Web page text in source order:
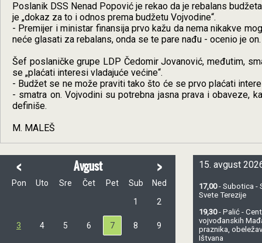
Poslanik DSS Nenad Popović je rekao da je rebalans
je „dokaz za to i odnos prema budžetu Vojvodine“.
- Premijer i ministar finansija prvo kažu da nema nikakve
neće glasati za rebalans, onda se te pare nađu - ocenio je on.
Šef poslaničke grupe LDP Čedomir Jovanović, međutim,
se „plaćati interesi vladajuće većine“.
- Budžet se ne može praviti tako što će se prvo plaćati
- smatra on. Vojvodini su potrebna jasna prava i obaveze,
definiše.
M. MALEŠ
< Avgust >
Pon Uto Sre Čet Pet Sub
Ned
1
2
3 4 5 6 7 8 9
15. avgust
17,00- Subotica -
Svete Terezije
19,30- Palić -
vojvođanskih
praznika,
Ištvana